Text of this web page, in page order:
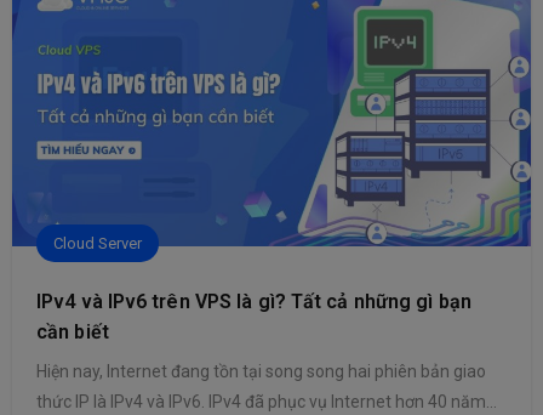
Cloud Server
IPv4 và IPv6 trên VPS là gì? Tất cả những gì bạn
cần biết
Hiện nay, Internet đang tồn tại song song hai phiên bản giao
thức IP là IPv4 và IPv6. IPv4 đã phục vụ Internet hơn 40 năm